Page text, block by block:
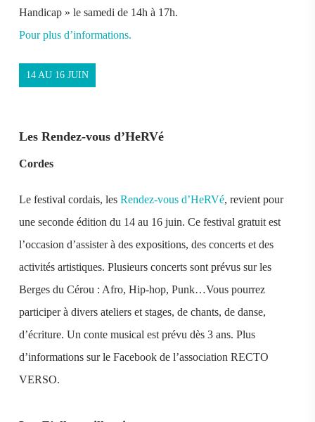
Handicap » le samedi de 14h à 17h.
Pour plus d’informations.
14 AU 16 JUIN
Les Rendez-vous d’HeRVé
Cordes
Le festival cordais, lesRendez-vous d’HeRVé, revient pour
une seconde édition du 14 au 16 juin. Ce festival gratuit est
l’occasion d’assister à des expositions, des concerts et des
activités artistiques. Plusieurs concerts sont prévus sur les
Berges du Cérou : Afro, Hip-hop, Punk…Vous pourrez
participer à divers ateliers et stages, de chants, de danse,
d’écriture. Un conte musical est prévu dès 3 ans. Plus
d’informations sur le Facebook de l’association RECTO
VERSO.